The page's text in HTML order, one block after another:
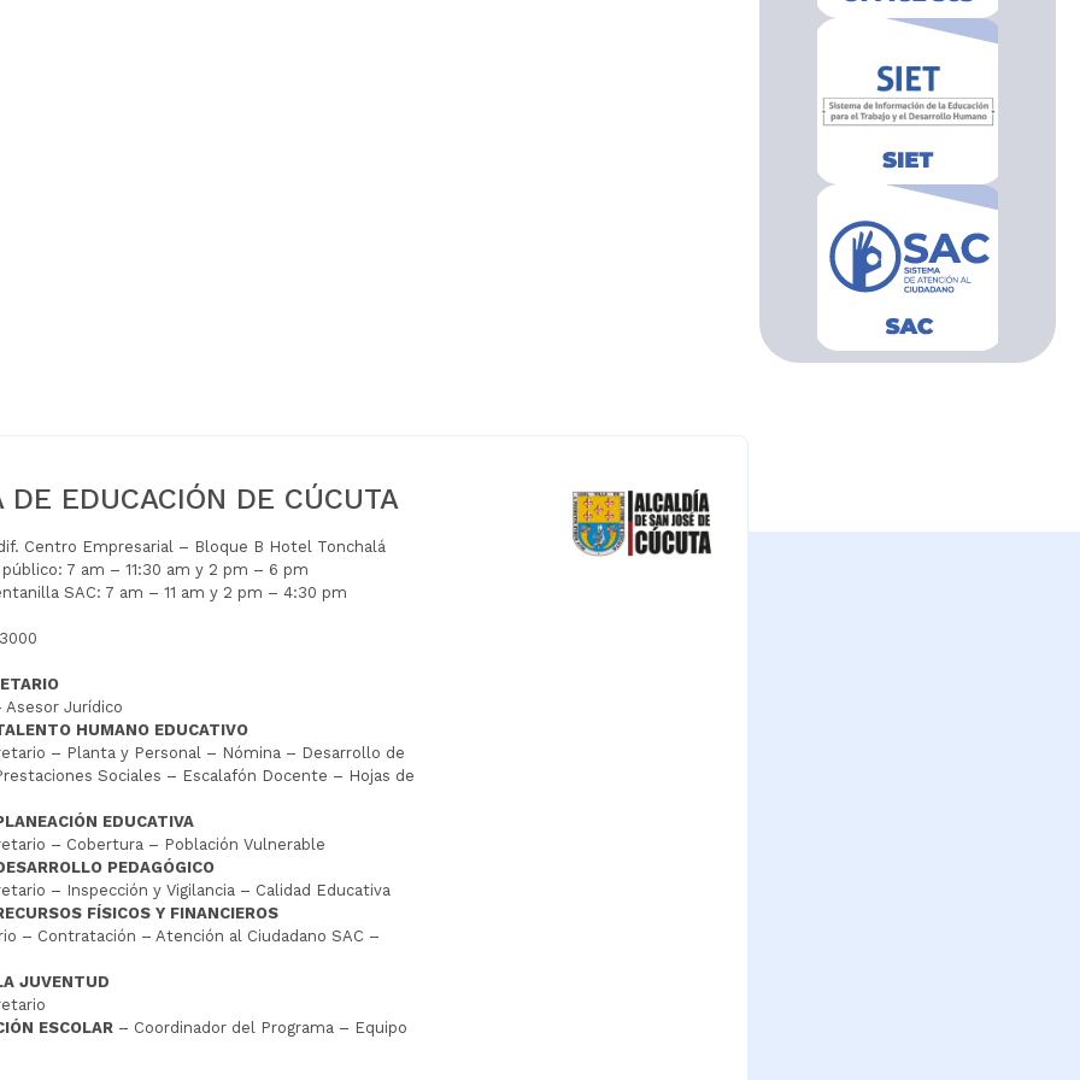
DE EDUCACIÓN DE CÚCUTA
Centro Empresarial – Bloque B Hotel Tonchalá
7 am – 11:30 am y 2 pm – 6 pm
SAC: 7 am – 11 am y 2 pm – 4:30 pm
Asesor Jurídico
HUMANO EDUCATIVO
– Planta y Personal – Nómina – Desarrollo de
Sociales – Escalafón Docente – Hojas de
EDUCATIVA
– Cobertura – Población Vulnerable
PEDAGÓGICO
– Inspección y Vigilancia – Calidad Educativa
FÍSICOS Y FINANCIEROS
– Contratación – Atención al Ciudadano SAC –
JUVENTUD
ESCOLAR– Coordinador del Programa – Equipo